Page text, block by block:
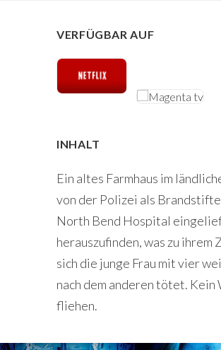
VERFÜGBAR AUF
INHALT
Ein altes Farmhaus im
von der Polizei als
North Bend Hospital
herauszufinden, was zu
sich die junge Frau mit vier
nach dem anderen tötet. Kein
fliehen.